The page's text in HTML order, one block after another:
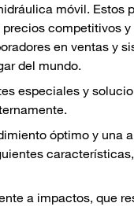
móvil. Estos
competitivos
en ventas y
del mundo.
especiales y
óptimo y
a impactos, que